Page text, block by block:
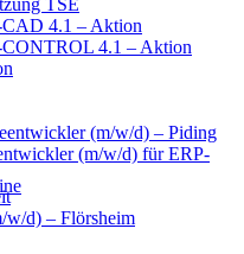
TSE
CAD 4.1 – Aktion
CONTROL 4.1 – Aktion
(m/w/d) – Piding
(m/w/d) für ERP-
w/d) – Flörsheim